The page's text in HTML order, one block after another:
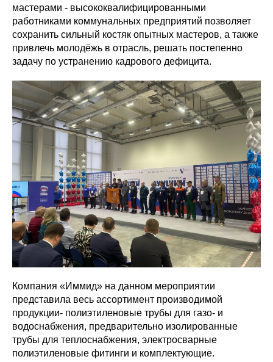
мастерами - высококвалифицированными
работниками коммунальных предприятий позволяет
сохранить сильный костяк опытных мастеров, а также
привлечь молодёжь в отрасль, решать постепенно
задачу по устранению кадрового дефицита.
Компания «Иммид» на данном мероприятии
представила весь ассортимент производимой
продукции- полиэтиленовые трубы для газо- и
водоснабжения, предварительно изолированные
трубы для теплоснабжения, электросварные
полиэтиленовые фитинги и комплектующие.